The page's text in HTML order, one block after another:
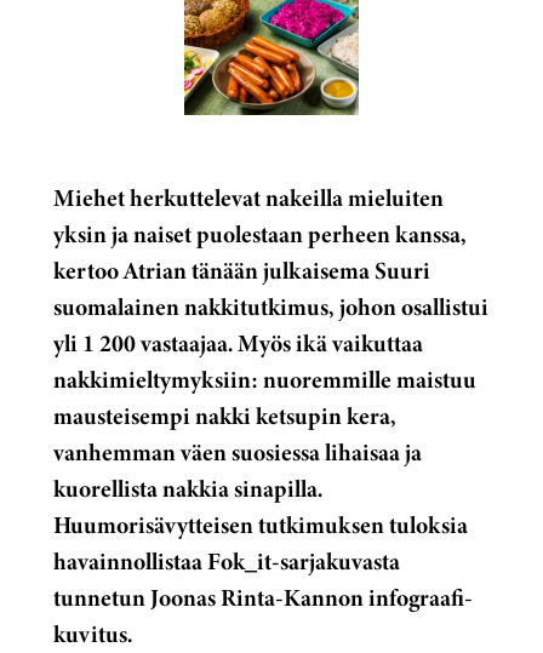
Miehet herkuttelevat nakeilla mieluiten
yksin ja naiset puolestaan perheen kanssa,
kertoo Atrian tänään julkaisema Suuri
suomalainen nakkitutkimus, johon osallistui
yli 1 200 vastaajaa. Myös ikä vaikuttaa
nakkimieltymyksiin: nuoremmille maistuu
mausteisempi nakki ketsupin kera,
vanhemman väen suosiessa lihaisaa ja
kuorellista nakkia sinapilla.
Huumorisävytteisen tutkimuksen tuloksia
havainnollistaa Fok_it-sarjakuvasta
tunnetun Joonas Rinta-Kannon infograafi-
kuvitus.